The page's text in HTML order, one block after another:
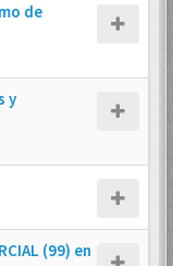
de
y
(99) en